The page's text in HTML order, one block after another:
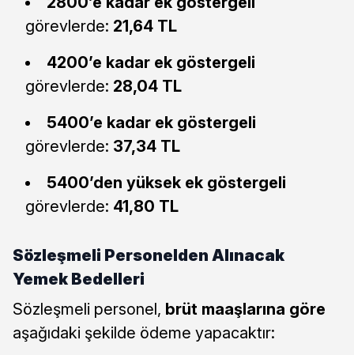
görevlerde: 21,64 TL
4200’e kadar ek göstergeli
görevlerde: 28,04 TL
5400’e kadar ek göstergeli
görevlerde: 37,34 TL
5400’den yüksek ek göstergeli
görevlerde: 41,80 TL
Sözleşmeli Personelden Alınacak
Yemek Bedelleri
Sözleşmeli personel, brüt maaşlarına göre
aşağıdaki şekilde ödeme yapacaktır: